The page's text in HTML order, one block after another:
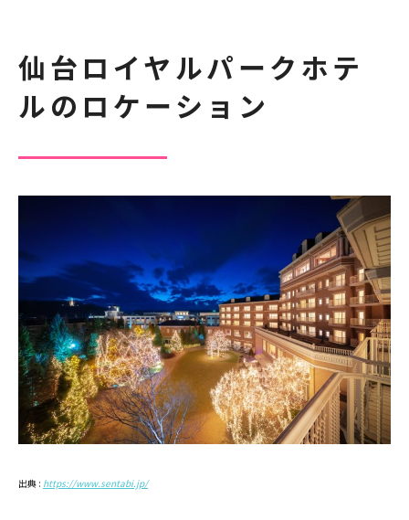
仙台ロイヤルパークホテ
ルのロケーション
出典 : https://www.sentabi.jp/